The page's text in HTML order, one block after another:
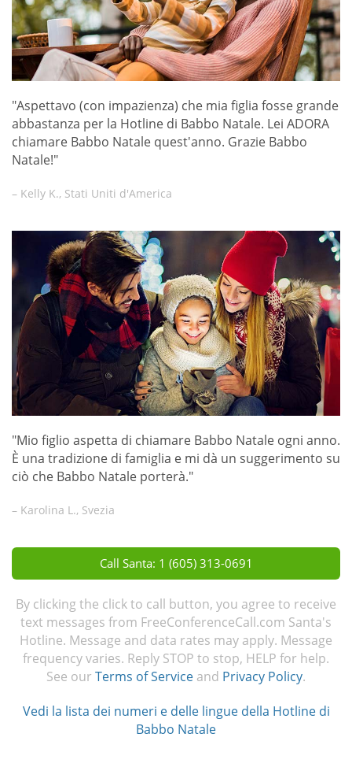
"Aspettavo (con impazienza) che mia figlia fosse grande
abbastanza per la Hotline di Babbo Natale. Lei ADORA
chiamare Babbo Natale quest'anno. Grazie Babbo
Natale!"
– Kelly K., Stati Uniti d'America
"Mio figlio aspetta di chiamare Babbo Natale ogni anno.
È una tradizione di famiglia e mi dà un suggerimento su
ciò che Babbo Natale porterà."
– Karolina L., Svezia
Call Santa: 1 (605) 313-0691
By clicking the click to call button, you agree to receive
text messages from FreeConferenceCall.com Santa's
Hotline. Message and data rates may apply. Message
frequency varies. Reply STOP to stop, HELP for help.
See our Terms of Service and Privacy Policy.
Vedi la lista dei numeri e delle lingue della Hotline di
Babbo Natale